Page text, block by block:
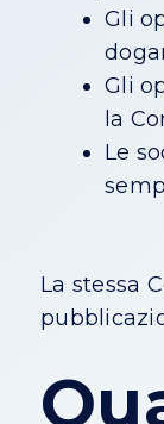
Gli
Gli
la
Le
La stessa